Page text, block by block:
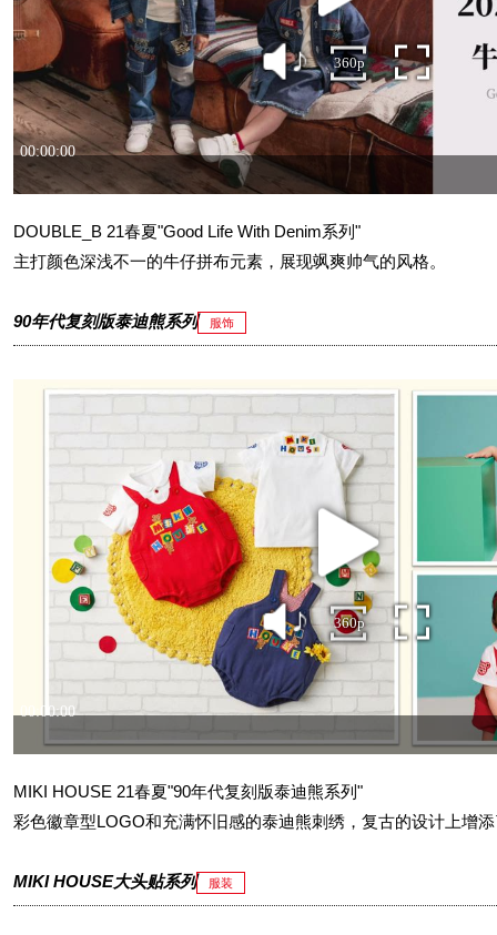
DOUBLE_B 21春夏"Good Life With Denim系列"
主打颜色深浅不一的牛仔拼布元素，展现飒爽帅气的风格。
90年代复刻版泰迪熊系列 服饰
MIKI HOUSE 21春夏"90年代复刻版泰迪熊系列"
彩色徽章型LOGO和充满怀旧感的泰迪熊刺绣，复古的设计上增
MIKI HOUSE大头贴系列 服装